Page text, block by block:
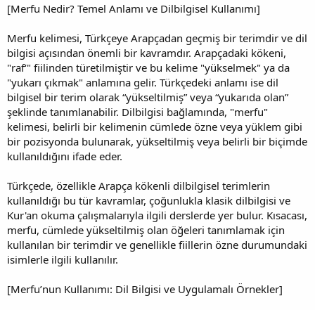
[Merfu Nedir? Temel Anlamı ve Dilbilgisel Kullanımı]
Merfu kelimesi, Türkçeye Arapçadan geçmiş bir terimdir ve dil
bilgisi açısından önemli bir kavramdır. Arapçadaki kökeni,
"raf‘" fiilinden türetilmiştir ve bu kelime "yükselmek" ya da
"yukarı çıkmak" anlamına gelir. Türkçedeki anlamı ise dil
bilgisel bir terim olarak “yükseltilmiş” veya “yukarıda olan”
şeklinde tanımlanabilir. Dilbilgisi bağlamında, "merfu"
kelimesi, belirli bir kelimenin cümlede özne veya yüklem gibi
bir pozisyonda bulunarak, yükseltilmiş veya belirli bir biçimde
kullanıldığını ifade eder.
Türkçede, özellikle Arapça kökenli dilbilgisel terimlerin
kullanıldığı bu tür kavramlar, çoğunlukla klasik dilbilgisi ve
Kur'an okuma çalışmalarıyla ilgili derslerde yer bulur. Kısacası,
merfu, cümlede yükseltilmiş olan öğeleri tanımlamak için
kullanılan bir terimdir ve genellikle fiillerin özne durumundaki
isimlerle ilgili kullanılır.
[Merfu’nun Kullanımı: Dil Bilgisi ve Uygulamalı Örnekler]